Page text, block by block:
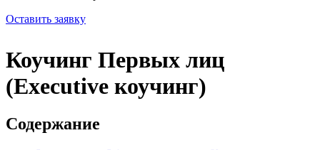
Оставить заявку
Коучинг Первых лиц
(Executive коучинг)
Содержание